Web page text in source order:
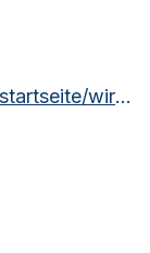
https://www.lgln.niedersachsen.de/startseite/wir_uber_uns_amp_organisation/organisation_amp_kontakt/rd_oldenburg_cloppenburg/willkommen-bei-der-regionaldirektion-oldenburg-51196.html